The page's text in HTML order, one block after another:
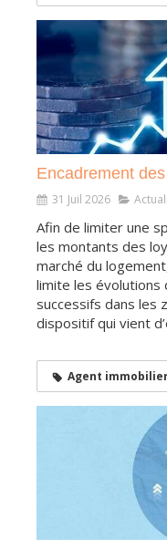
Encadrement
31 Juil 2026
Afin de limiter une
les montants des
marché du
limite les évolutions
successifs dans les
dispositif qui vient
Agent